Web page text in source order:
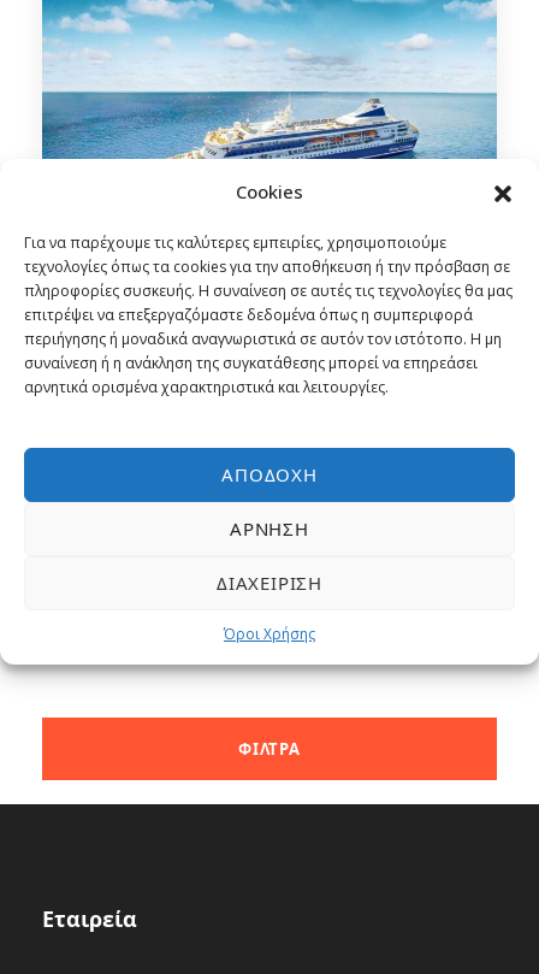
Cookies
Για να παρέχουμε τις καλύτερες εμπειρίες, χρησιμοποιούμε
τεχνολογίες όπως τα cookies για την αποθήκευση ή την πρόσβαση σε
πληροφορίες συσκευής. Η συναίνεση σε αυτές τις τεχνολογίες θα μας
επιτρέψει να επεξεργαζόμαστε δεδομένα όπως η συμπεριφορά
περιήγησης ή μοναδικά αναγνωριστικά σε αυτόν τον ιστότοπο. Η μη
συναίνεση ή η ανάκληση της συγκατάθεσης μπορεί να επηρεάσει
αρνητικά ορισμένα χαρακτηριστικά και λειτουργίες.
ΑΠΟΔΟΧΉ
ΆΡΝΗΣΗ
ΔΙΑΧΕΊΡΙΣΗ
Όροι Χρήσης
5ήμερη κρουαζιέρα Ελληνικά
νησιά & Κουσάντασι
569€
Κρουαζιέρα
Εταιρεία